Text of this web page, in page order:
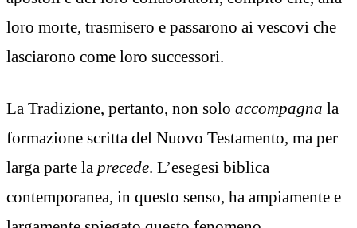
loro morte, trasmisero e passarono ai vescovi che
lasciarono come loro successori.
La Tradizione, pertanto, non solo accompagna la
formazione scritta del Nuovo Testamento, ma per
larga parte la precede. L’esegesi biblica
contemporanea, in questo senso, ha ampiamente e